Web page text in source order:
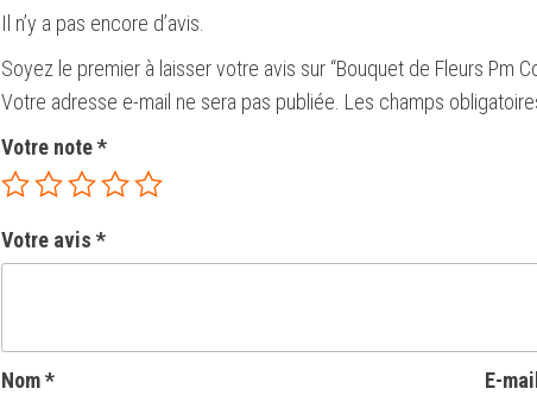
Il n’y a pas encore d’avis.
Soyez le premier à laisser votre avis sur “Bouquet de Fleurs Pm
Votre adresse e-mail ne sera pas publiée. Les champs
Votre note*
Votre avis *
Nom* E-mail